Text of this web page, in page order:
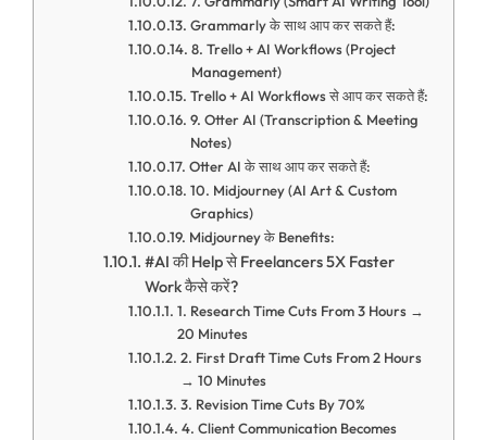
Grammarly के साथ आप कर सकते हैं:
8. Trello + AI Workflows (Project
Management)
Trello + AI Workflows से आप कर सकते हैं:
9. Otter AI (Transcription & Meeting
Notes)
Otter AI के साथ आप कर सकते हैं:
10. Midjourney (AI Art & Custom
Graphics)
Midjourney के Benefits:
#AI की Help से Freelancers 5X Faster
Work कैसे करें?
1. Research Time Cuts From 3 Hours →
20 Minutes
2. First Draft Time Cuts From 2 Hours
→ 10 Minutes
3. Revision Time Cuts By 70%
4. Client Communication Becomes